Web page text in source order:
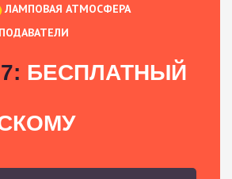
ЛАМПОВАЯ АТМОСФЕРА
БЕСПЛАТНЫЙ